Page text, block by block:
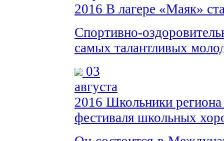
2016 В лагере «Маяк»
Спортивно-
самых талантливых
03
августа
2016 Школьники региона
фестиваля школьных